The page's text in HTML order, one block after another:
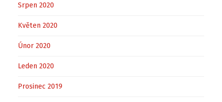
Srpen 2020
Květen 2020
Únor 2020
Leden 2020
Prosinec 2019